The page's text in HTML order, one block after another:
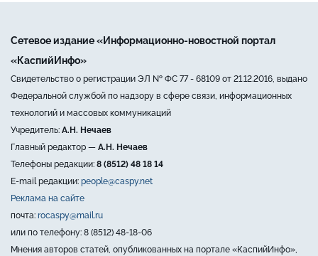
Сетевое издание «Информационно-новостной портал
«КаспийИнфо»
Свидетельство о регистрации ЭЛ № ФС 77 - 68109 от 21.12.2016, выдано
Федеральной службой по надзору в сфере связи, информационных
технологий и массовых коммуникаций
Учредитель: А.Н. Нечаев
Главный редактор — А.Н. Нечаев
Телефоны редакции: 8 (8512) 48 18 14
E-mail редакции: people@caspy.net
Реклама на сайте
почта: rocaspy@mail.ru
или по телефону: 8 (8512) 48-18-06
Мнения авторов статей, опубликованных на портале «КаспийИнфо»,